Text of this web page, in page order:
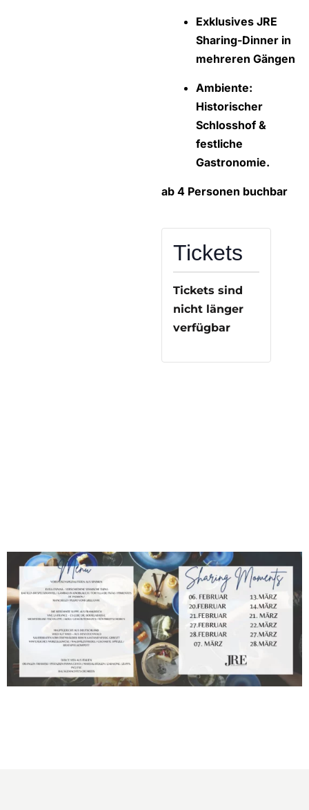
Exklusives JRE
Sharing-Dinner in
mehreren Gängen
Ambiente:
Historischer
Schlosshof &
festliche
Gastronomie.
ab 4 Personen buchbar
Tickets
Tickets sind
nicht länger
verfügbar